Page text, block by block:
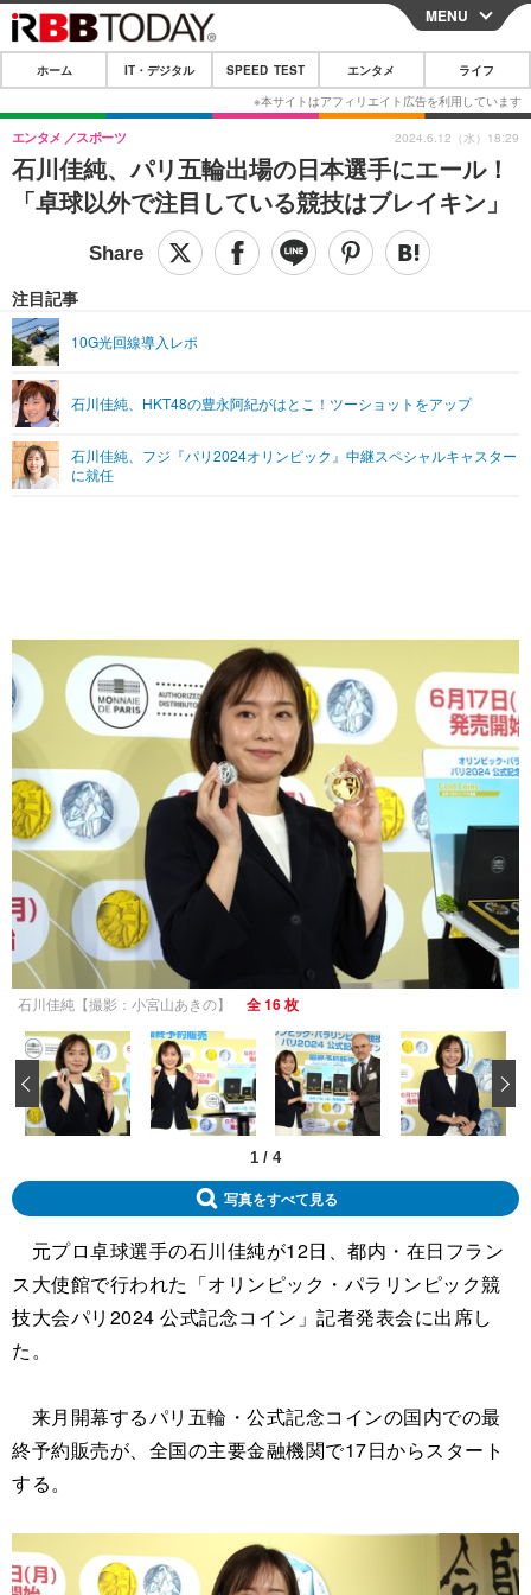
CLOSE
ホーム
IT・デジタル
IT・デジタルTOP スマートフォン
ショッピング その他
SPEED TEST
エンタメTOP 映画・ドラマ
グラビア ブログ
ショッピング その他
ライフTOP
リリース一覧
プッシュ通知の停止方法
MENU
ホーム IT・デジタル SPEED TEST エンタメ ライフ
石川佳純、パリ五輪出場の日本選手にエール！
「卓球以外で注目している競技はブレイキン」
エンタメ スポーツ
注目記事
10G光回線導入レポ
石川佳純、HKT48の豊永阿紀がはとこ！ツーショットをアップ
石川佳純、フジ『パリ2024オリンピック』中継スペシャルキャスター
に就任
2024.6.12（水）18:29
石川佳純【撮影：小宮山あきの】 全 16 枚
1 / 4
‹
写真をすべて見る
元プロ卓球選手の石川佳純が12日、都内・在日フラン
ス大使館で行われた「オリンピック・パラリンピック競
技大会パリ2024 公式記念コイン」記者発表会に出席し
た。
来月開幕するパリ五輪・公式記念コインの国内での最
終予約販売が、全国の主要金融機関で17日からスタート
する。